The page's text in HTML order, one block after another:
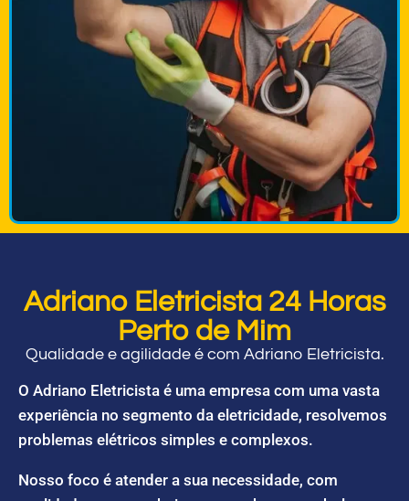
Adriano Eletricista 24 Horas
Perto de Mim
Qualidade e agilidade é com Adriano Eletricista.
O Adriano Eletricista é uma empresa com uma vasta
experiência no segmento da eletricidade, resolvemos
problemas elétricos simples e complexos.
Nosso foco é atender a sua necessidade, com